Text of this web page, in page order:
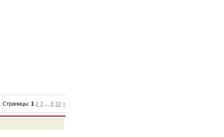
Страницы:1 2 3 9 10 »